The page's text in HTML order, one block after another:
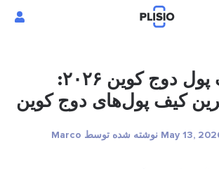
بهترین کیف پول دوج کوین ۲۰۲۶:
کیف پول‌های دوج کوین
نوشته شده در May 13, 2026 نوشته شده توسط Marco